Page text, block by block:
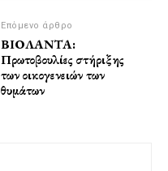
Επόμενο άρθρο
ΒΙΟΛΑΝΤΑ:
Πρωτοβουλίες στήριξης
των οικογενειών των
θυμάτων